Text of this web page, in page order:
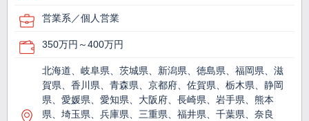
営業系／個人営業
350万円～400万円
北海道、岐阜県、茨城県、新潟県、徳島県、福岡県、滋
賀県、香川県、青森県、京都府、佐賀県、栃木県、静岡
県、愛媛県、愛知県、大阪府、長崎県、岩手県、熊本
県、埼玉県、兵庫県、三重県、福井県、千葉県、奈良